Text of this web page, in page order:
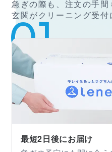
急ぎの際も、注文の手間
玄関がクリーニング受付
最短2日後にお届け